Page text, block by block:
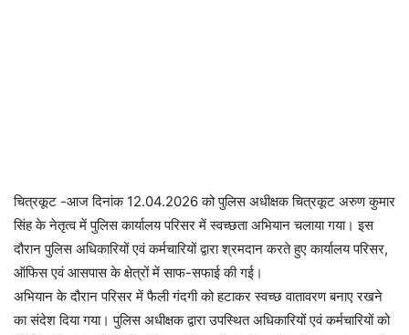
चित्रकूट -आज दिनांक 12.04.2026 को पुलिस अधीक्षक चित्रकूट अरुण कुमार
सिंह के नेतृत्व में पुलिस कार्यालय परिसर में स्वच्छता अभियान चलाया गया। इस
दौरान पुलिस अधिकारियों एवं कर्मचारियों द्वारा श्रमदान करते हुए कार्यालय परिसर,
ऑफिस एवं आसपास के क्षेत्रों में साफ-सफाई की गई।
अभियान के दौरान परिसर में फैली गंदगी को हटाकर स्वच्छ वातावरण बनाए रखने
का संदेश दिया गया। पुलिस अधीक्षक द्वारा उपस्थित अधिकारियों एवं कर्मचारियों को